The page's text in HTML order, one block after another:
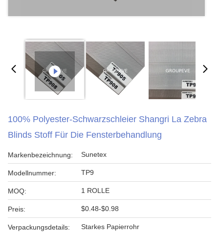
100% Polyester-Schwarzschleier Shangri La Zebra
Blinds Stoff Für Die Fensterbehandlung
Markenbezeichnung: Sunetex
Modellnummer: TP9
MOQ: 1 ROLLE
Preis: $0.48-$0.98
Verpackungsdetails: Starkes Papierrohr